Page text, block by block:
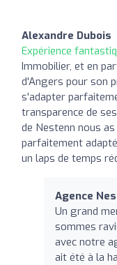
Alexandre Dubois
Expérience
Immobilier, et en
d'Angers pour son
s'adapter
transparence de
de Nestenn nous
parfaitement
un laps de temps
Agence
Un grand
sommes
avec notre
ait été à la